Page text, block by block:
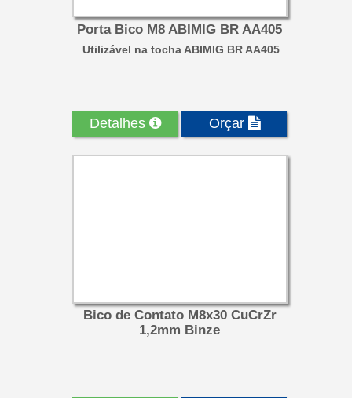
Porta Bico M8 ABIMIG BR AA405
Utilizável na tocha ABIMIG BR AA405
Detalhes Orçar
Bico de Contato M8x30 CuCrZr
1,2mm Binze